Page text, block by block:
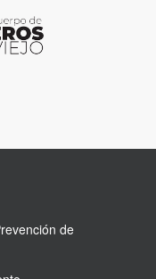
de